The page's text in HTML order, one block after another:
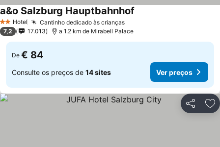
2 Estrelas
Hotel Cantinho dedicado às crianças
a&o Salzburg Hauptbahnhof
7,2 17.013 a 1.2 km de Mirabell Palace
De € 84
Consulte os preços de 14 sites Ver preços
Partilhar